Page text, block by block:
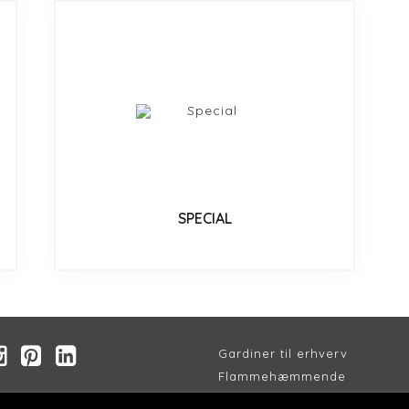
SPECIAL
Gardiner til erhverv
Flammehæmmende